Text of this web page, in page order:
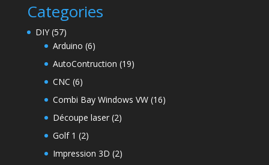
Categories
DIY(57)
Arduino (6)
AutoContruction (19)
CNC (6)
Combi Bay Windows VW(16)
Découpe laser(2)
Golf 1 (2)
Impression 3D (2)